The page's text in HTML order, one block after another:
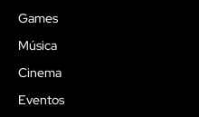
Games
Música
Cinema
Eventos